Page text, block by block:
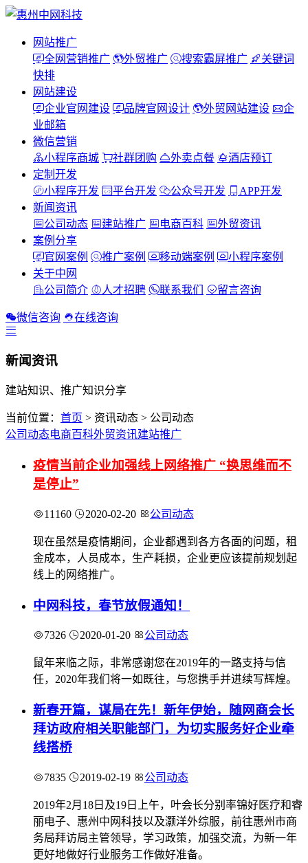
网站推广
全网营销推广
外贸推广 搜索霸屏推广
关键词
快排
网站建设
企业官网建设
品牌官网设计 外贸网站建设
企
业邮箱
微信营销
小程序商城
社群团购 外卖点餐
酒店预订
定制开发
小程序开发
平台开发 公众号开发
APP开发
新闻资讯
公司动态
建站推广 电商百科
外贸资讯
案例分享
官网案例
推广案例 移动端案例
小程序案例
关于中网
公司简介
人才招聘 联系我们 留言咨询
微信咨询 在线咨询
新闻资讯
建站知识、推广知识分享
当前位置： 首页 > 资讯动态 > 公司动态
公司动态电商百科外贸资讯建站推广
疫情当前企业加强线上网络推广 “换思维而不
是停止”
11160 2020-02-20 公司动态
现在虽然是疫情期间，企业都遇到各方各面的问题，租
金成本，人员成本，生产耗损，企业更应该提前规划起
线上的网络推广。
中网科技，春节放假通知！
7326 2020-01-20 公司动态
鼠年来临之际，非常感谢您在2019年的一路支持与信
任，2020年我们将一如既往，与您携手并进续写辉煌。
新春开篇，谋局在先！新年伊始，随网商会长
拜访政府相关职能部门，为切实服务好企业牵
线搭桥
7835 2019-02-19 公司动态
2019年2月18日及19日上午，叶会长分别率锦好医疗和睿
丽电子、惠州中网科技以及灏洋外综服，前往惠州市商
务局拜访局主管领导，学习政策，加强交流，为新一年
更好地做好行业服务工作做好准备。